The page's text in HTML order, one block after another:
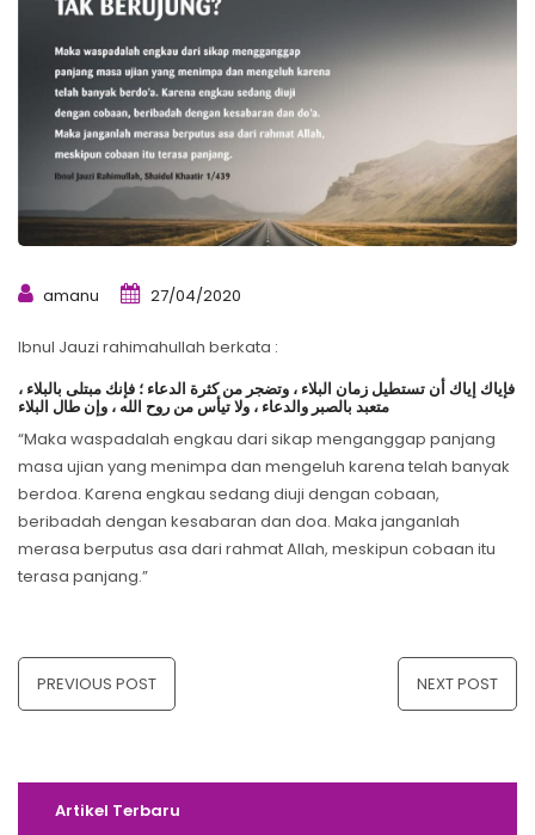
amanu 27/04/2020
Ibnul Jauzi rahimahullah berkata :
ﻓﺈﻳﺎﻙ ﺇﻳﺎﻙ ﺃﻥ ﺗﺴﺘﻄﻴﻞ ﺯﻣﺎﻥ ﺍﻟﺒﻼﺀ ، ﻭﺗﻀﺠﺮ ﻣﻦ ﻛﺜﺮﺓ ﺍﻟﺪﻋﺎﺀ ؛ ﻓﺈﻧﻚ ﻣﺒﺘﻠﻰ ﺑﺎﻟﺒﻼﺀ ،
ﻣﺘﻌﺒﺪ ﺑﺎﻟﺼﺒﺮ ﻭﺍﻟﺪﻋﺎﺀ ، ﻭﻻ ﺗﻴﺄﺱ ﻣﻦ ﺭﻭﺡ ﺍﻟﻠﻪ ، ﻭﺇﻥ ﻃﺎﻝ ﺍﻟﺒﻼﺀ
“Maka waspadalah engkau dari sikap menganggap panjang
masa ujian yang menimpa dan mengeluh karena telah banyak
berdoa. Karena engkau sedang diuji dengan cobaan,
beribadah dengan kesabaran dan doa. Maka janganlah
merasa berputus asa dari rahmat Allah, meskipun cobaan itu
terasa panjang.”
Navigasi
posPREVIOUS POST NEXT POST
Artikel Terbaru